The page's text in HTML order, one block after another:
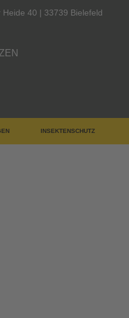
40 | 33739 Bielefeld
INSEKTENSCHUTZ